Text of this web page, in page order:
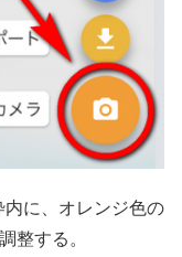
に、オレンジ色の
整する。